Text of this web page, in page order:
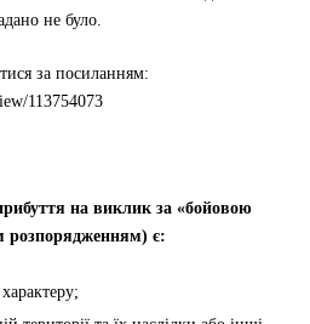
не було.
за посиланням:
113754073
на виклик за «бойовою
розпорядженням) є: